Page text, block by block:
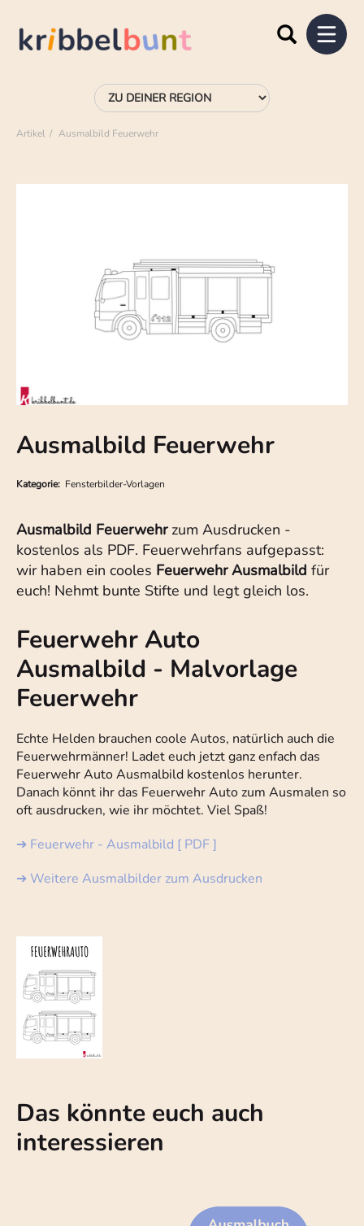
Artikel Ausmalbild Feuerwehr
Ausmalbild Feuerwehr
Kategorie: Fensterbilder-Vorlagen
Ausmalbild Feuerwehrzum Ausdrucken -
kostenlos als PDF. Feuerwehrfans aufgepasst:
wir haben ein cooles Feuerwehr Ausmalbild für
euch! Nehmt bunte Stifte und legt gleich los.
Feuerwehr Auto
Ausmalbild - Malvorlage
Feuerwehr
Echte Helden brauchen coole Autos, natürlich auch die
Feuerwehrmänner! Ladet euch jetzt ganz enfach das
Feuerwehr Auto Ausmalbild kostenlos herunter.
Danach könnt ihr das Feuerwehr Auto zum Ausmalen so
oft ausdrucken, wie ihr möchtet. Viel Spaß!
➔ Feuerwehr - Ausmalbild [ PDF ]
➔ Weitere Ausmalbilder zum Ausdrucken
Das könnte euch auch
interessieren